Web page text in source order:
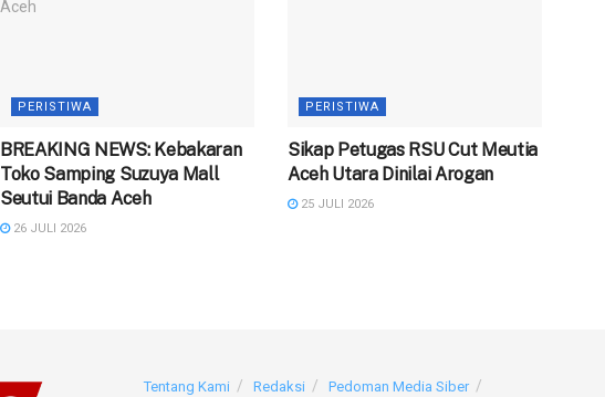
PERISTIWA
BREAKING NEWS: Kebakaran
Toko Samping Suzuya Mall
Seutui Banda Aceh
26 JULI 2026
PERISTIWA
‎Sikap Petugas RSU Cut Meutia
Aceh Utara Dinilai Arogan
25 JULI 2026
Tentang Kami Redaksi Pedoman Media Siber